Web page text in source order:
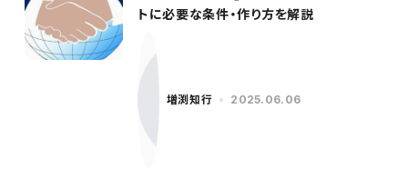
トに必要な条件・作り方を解説
増渕知行 2025.06.06